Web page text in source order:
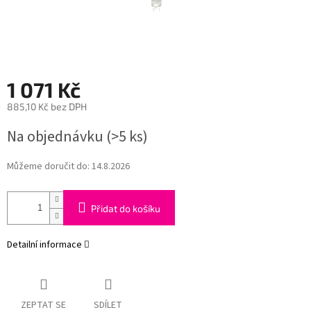
1 071 Kč
885,10 Kč bez DPH
cena:
Na objednávku (>5 ks)
Můžeme doručit do: 14.8.2026
Přidat do košíku
Detailní informace
ZEPTAT SE SDÍLET